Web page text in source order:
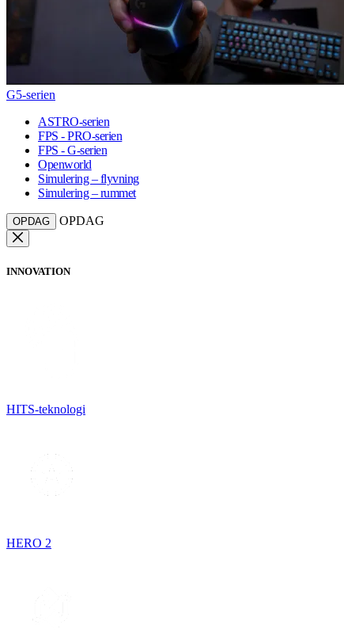
G5-serien
ASTRO-serien
FPS - PRO-serien
FPS - G-serien
Openworld
Simulering – flyvning
Simulering – rummet
OPDAG OPDAG
INNOVATION
HITS-teknologi
HERO 2